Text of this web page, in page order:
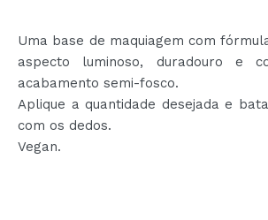
Uma base de maquiagem com
aspecto luminoso, duradouro e
acabamento semi-fosco.
Aplique a quantidade desejada e
com os dedos.
Vegan.